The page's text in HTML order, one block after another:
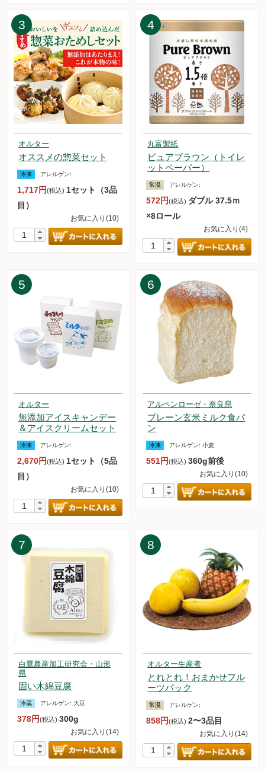
2025.3.29【毎週土曜日更新！】品ものアイテムを更新しまし
た。
2025.3.22【毎週土曜日更新！】品ものアイテムを更新しまし
た。
2025.3.15【毎週土曜日更新！】品ものアイテムを更新しまし
た。
2025.3.10【重要なお知らせ】送料改定について
2025.3.8【毎週土曜日更新！】品ものアイテムを更新しまし
た。
2025.3.1【毎週土曜日更新！】品ものアイテムを更新しまし
た。
2025.2.22【毎週土曜日更新！】品ものアイテムを更新しまし
た。
2025.2.15【毎週土曜日更新！】品ものアイテムを更新しまし
た。
2025.2.8【毎週土曜日更新！】品ものアイテムを更新しまし
た。
2025.2.1【毎週土曜日更新！】品ものアイテムを更新しまし
た。
2025.1.20【重要なお知らせ】 3Dセキュア2.0の移行について
2025.1.20【重要なお知らせ】 システムメンテナンスのお知ら
2025.1.18【毎週土曜日更新！】品ものアイテムを更新しまし
た。
2025.1.11【毎週土曜日更新！】品ものアイテムを更新しまし
2024.12.28【毎週土曜日更新！】黒瀬さん他（ライスロッヂ
大潟）の農薬不使用栽培 白米・玄米の販売を再開いたしまし
た。
2024.12.28【毎週土曜日更新！】品ものアイテムを更新しま
した。
2024.12.21【重要なお知らせ】本人認証サービス3Dセキュア
2.0導入のお知らせ
2024.12.21【毎週土曜日更新！】品ものアイテムを更新しま
2024.12.14【毎週土曜日更新！】品ものアイテムを更新しま
2024.12.7【毎週土曜日更新！】品ものアイテムを更新しまし
た。
2024.11.30【毎週土曜日更新！】品ものアイテムを更新しま
した。
2024.11.23【毎週土曜日更新！】品ものアイテムを更新しま
2024.11.16【毎週土曜日更新！】品ものアイテムを更新しま
した。
た。
2024.11.1【毎週土曜日更新！】品ものアイテムを更新しまし
た。
2024.10.26【毎週土曜日更新！】品ものアイテムを更新しま
した。
2024.10.19【毎週土曜日更新！】品ものアイテムを更新しま
した。
2024.10.12【毎週土曜日更新！】品ものアイテムを更新しま
3
オルター
オススメの惣菜セット
冷凍 アレルゲン:
1,717円(税込) 1セット（3品
目）
お気に入り(10)
4
丸富製紙
ピュアブラウン（トイレ
ットペーパー）
常温 アレルゲン:
572円(税込) ダブル 37.5ｍ
×8ロール
お気に入り(4)
5
オルター
無添加アイスキャンデー
＆アイスクリームセット
冷凍 アレルゲン:
2,670円(税込) 1セット（5品
目）
お気に入り(10)
6
アルペンローゼ・奈良県
プレーン玄米ミルク食パ
ン
冷凍 アレルゲン:小麦
551円(税込)360g前後
お気に入り(10)
7
白鷹農産加工研究会・山形
県
固い木綿豆腐
冷蔵 アレルゲン: 大豆
378円(税込) 300g
お気に入り(14)
8
オルター生産者
とれとれ！おまかせフル
ーツパック
常温 アレルゲン:
858円(税込)2〜3品目
お気に入り(14)